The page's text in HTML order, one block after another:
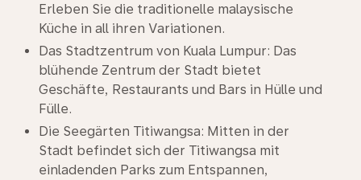
Erleben Sie die traditionelle malaysische
Küche in all ihren Variationen.
Das Stadtzentrum von Kuala Lumpur: Das
blühende Zentrum der Stadt bietet
Geschäfte, Restaurants und Bars in Hülle und
Fülle.
Die Seegärten Titiwangsa: Mitten in der
Stadt befindet sich der Titiwangsa mit
einladenden Parks zum Entspannen,